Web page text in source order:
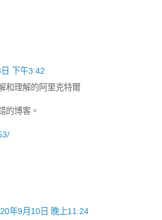
下午3:42
和理解的阿里克特爾
的博客。
年9月10日 晚上11:24